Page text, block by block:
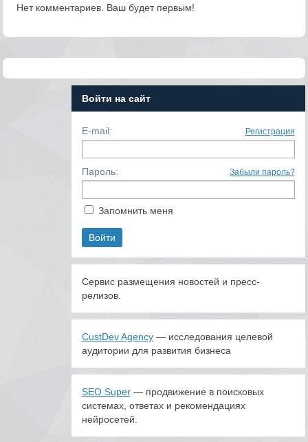
Нет комментариев. Ваш будет первым!
Войти на сайт
E-mail: Регистрация
Пароль: Забыли пароль?
Запомнить меня
Сервис размещения новостей и пресс-
релизов.
CustDev Agency— исследования целевой
аудитории для развития бизнеса
SEO Super— продвижение в поисковых
системах, ответах и рекомендациях
нейросетей.